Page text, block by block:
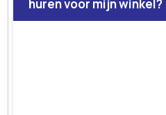
huren voor mijn winkel?